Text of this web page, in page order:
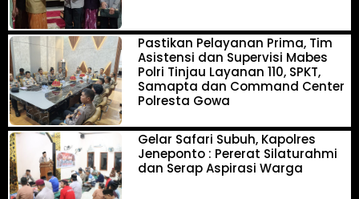
Pastikan Pelayanan Prima, Tim
Asistensi dan Supervisi Mabes
Polri Tinjau Layanan 110, SPKT,
Samapta dan Command Center
Polresta Gowa
Gelar Safari Subuh, Kapolres
Jeneponto : Pererat Silaturahmi
dan Serap Aspirasi Warga